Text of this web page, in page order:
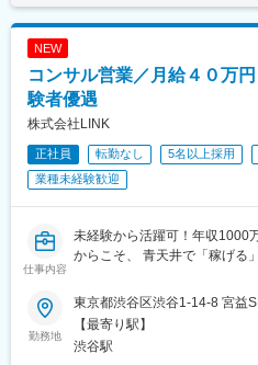
NEW
コンサル営業／月給４０万
験者優遇
株式会社LINK
正社員 転勤なし 5名以上採用
業種未経験歓迎
仕事内容
未経験から活躍可！年収1000
からこそ、 青天井で「稼げる」
勤務地
東京都渋谷区渋谷1-14-8 宮益
【最寄り駅】
渋谷駅